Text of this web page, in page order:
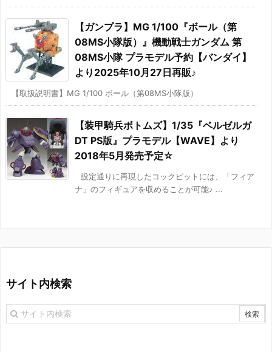
【ガンプラ】MG 1/100『ボール（第
08MS小隊版）』機動戦士ガンダム 第
08MS小隊 プラモデル予約【バンダイ】
より2025年10月27日再販♪
【取扱説明書】MG 1/100 ボール（第08MS小隊版）
【装甲騎兵ボトムズ】1/35『ベルゼルガ
DT PS版』プラモデル【WAVE】より
2018年5月発売予定☆
設定通りに再現したコックピットには、「フィア
ナ」のフィギュアを収めることが可能♪ ...
サイト内検索